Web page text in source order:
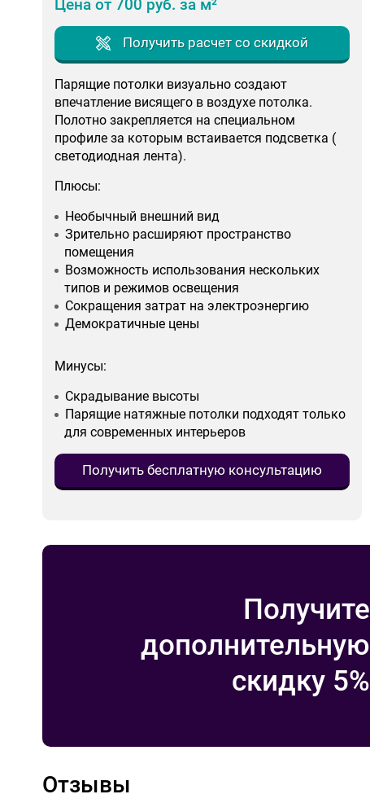
Цена от 700 руб. за м²
Получить расчет со скидкой
Парящие потолки визуально создают
впечатление висящего в воздухе потолка.
Полотно закрепляется на специальном
профиле за которым встаивается подсветка (
светодиодная лента).
Плюсы:
Необычный внешний вид
Зрительно расширяют пространство
помещения
Возможность использования нескольких
типов и режимов освещения
Сокращения затрат на электроэнергию
Демократичные цены
Минусы:
Скрадывание высоты
Парящие натяжные потолки подходят только
для современных интерьеров
Получить бесплатную консультацию
Получите
дополнительную
скидку 5%
Отзывы